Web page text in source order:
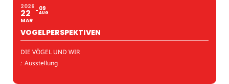
2026
22
MAR
09
AUG
VOGELPERSPEKTIVEN
DIE VÖGEL UND WIR
: Ausstellung